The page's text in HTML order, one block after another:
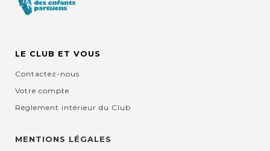
LE CLUB ET VOUS
Contactez-nous
Votre compte
Règlement intérieur du Club
MENTIONS LÉGALES